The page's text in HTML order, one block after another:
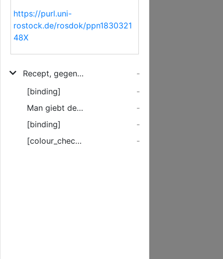
https://purl.uni-
rostock.de/rosdok/ppn1830321
48X
Recept, gegen die Horn-Vieh Seuche, welches im Mecklenburgischen mit gutem Nutzen soll gebrauchet seyn
-
[binding]
-
Man giebt dem kranken ...
-
[binding]
-
[colour_checker]
-